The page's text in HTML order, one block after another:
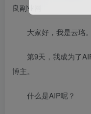
大家好，我是云珞。
第9天，我成为了
博主。
什么是AIP呢？